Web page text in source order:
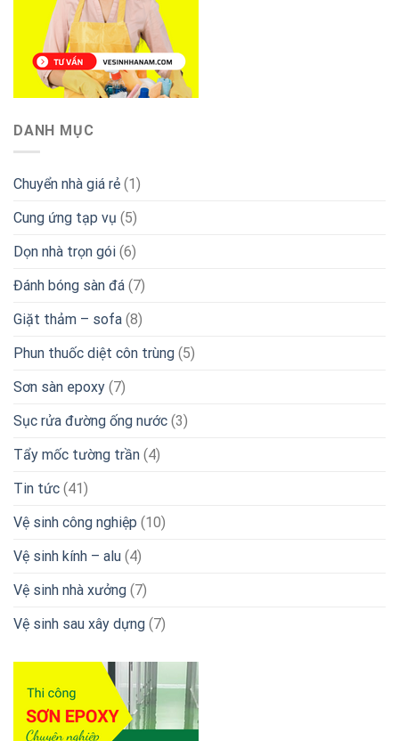
DANH MỤC
Chuyển nhà giá rẻ (1)
Cung ứng tạp vụ (5)
Dọn nhà trọn gói (6)
Đánh bóng sàn đá (7)
Giặt thảm – sofa (8)
Phun thuốc diệt côn trùng (5)
Sơn sàn epoxy (7)
Sục rửa đường ống nước (3)
Tẩy mốc tường trần (4)
Tin tức (41)
Vệ sinh công nghiệp (10)
Vệ sinh kính – alu (4)
Vệ sinh nhà xưởng (7)
Vệ sinh sau xây dựng (7)